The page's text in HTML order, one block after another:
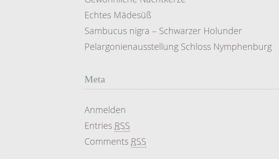
Echtes Mädesüß
Sambucus nigra – Schwarzer Holunder
Pelargonienausstellung Schloss Nymphenburg
Meta
Anmelden
Entries RSS
Comments RSS